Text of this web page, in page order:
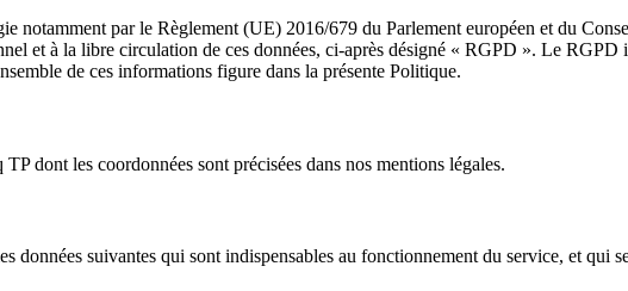
notamment par le Règlement (UE) 2016/679 du Parlement européen et du
et à la libre circulation de ces données, ci-après désigné « RGPD ». Le
de ces informations figure dans la présente Politique.
dont les coordonnées sont précisées dans nos mentions légales.
données suivantes qui sont indispensables au fonctionnement du service, et qui